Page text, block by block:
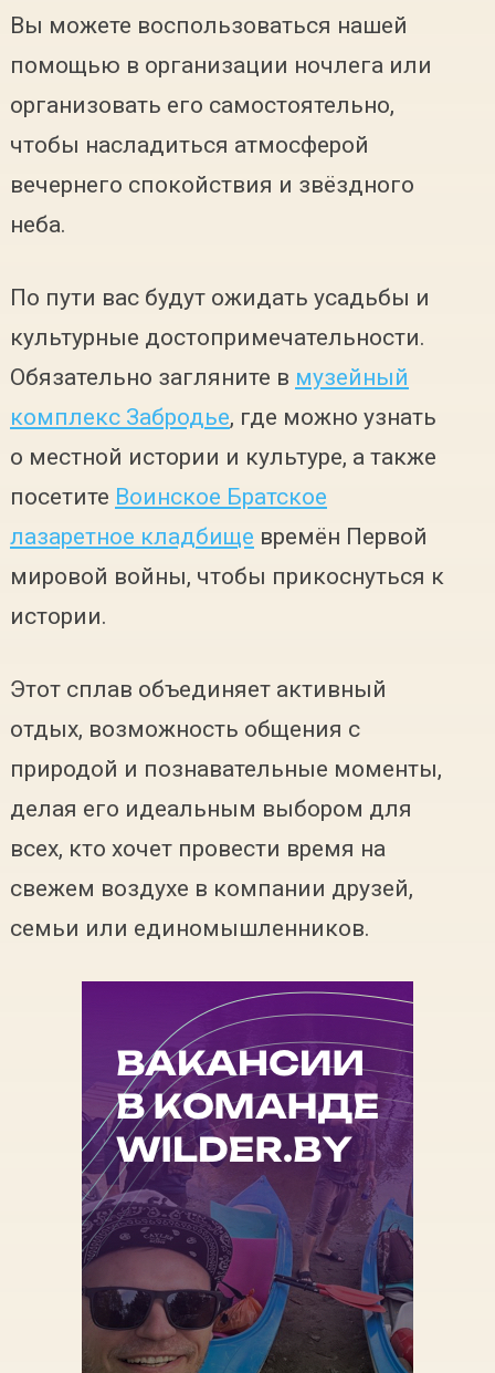
Вы можете воспользоваться нашей
помощью в организации ночлега или
организовать его самостоятельно,
чтобы насладиться атмосферой
вечернего спокойствия и звёздного
неба.
По пути вас будут ожидать усадьбы и
культурные достопримечательности.
Обязательно загляните в музейный
комплекс Забродье, где можно узнать
о местной истории и культуре, а также
посетите Воинское Братское
лазаретное кладбище времён Первой
мировой войны, чтобы прикоснуться к
истории.
Этот сплав объединяет активный
отдых, возможность общения с
природой и познавательные моменты,
делая его идеальным выбором для
всех, кто хочет провести время на
свежем воздухе в компании друзей,
семьи или единомышленников.